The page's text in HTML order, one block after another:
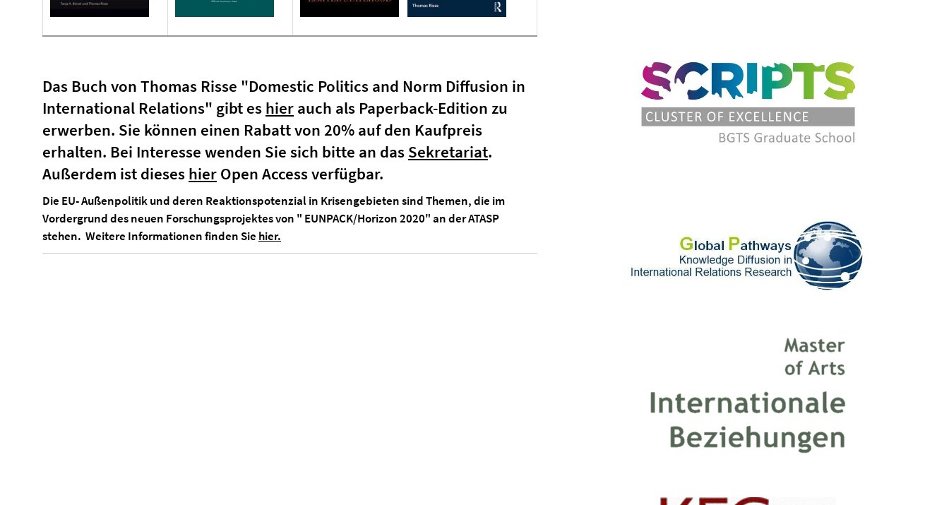
Das Buch von Thomas Risse "Domestic Politics and Norm Diffusion in
International Relations" gibt es hier auch als Paperback-Edition zu
erwerben. Sie können einen Rabatt von 20% auf den Kaufpreis
erhalten. Bei Interesse wenden Sie sich bitte an das Sekretariat.
Außerdem ist dieses hier Open Access verfügbar.
Die EU- Außenpolitik und deren Reaktionspotenzial in Krisengebieten sind Themen, die im
Vordergrund des neuen Forschungsprojektes von " EUNPACK/Horizon 2020" an der ATASP
stehen. Weitere Informationen finden Sie hier.